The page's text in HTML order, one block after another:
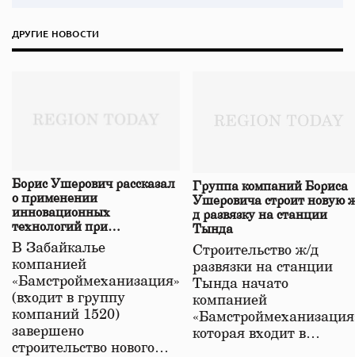
ДРУГИЕ НОВОСТИ
Борис Ушерович рассказал
о применении
инновационных
технологий при
строительстве нового моста
в Забайкалье
В Забайкалье
компанией
«Бамстроймеханизация»
(входит в группу
компаний 1520)
завершено
строительство нового…
Группа компаний Бориса
Ушеровича строит новую
д развязку на станции
Тында
Строительство ж/д
развязки на станции
Тында начато
компанией
которая входит в…